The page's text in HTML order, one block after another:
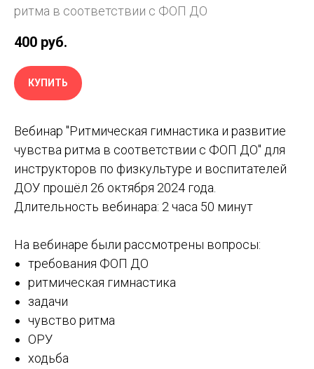
ритма в соответствии с ФОП ДО
400 руб.
КУПИТЬ
Вебинар "Ритмическая гимнастика и развитие
чувства ритма в соответствии с ФОП ДО" для
инструкторов по физкультуре и воспитателей
ДОУ прошёл 26 октября 2024 года.
Длительность вебинара: 2 часа 50 минут
На вебинаре были рассмотрены вопросы:
требования ФОП ДО
ритмическая гимнастика
задачи
чувство ритма
ОРУ
ходьба